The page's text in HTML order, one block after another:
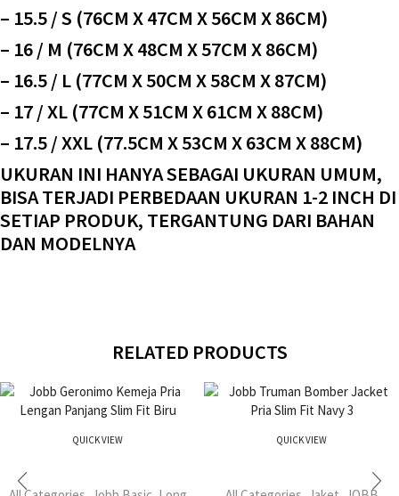
– 15.5 / S (76CM X 47CM X 56CM X 86CM)
– 16 / M (76CM X 48CM X 57CM X 86CM)
– 16.5 / L (77CM X 50CM X 58CM X 87CM)
– 17 / XL (77CM X 51CM X 61CM X 88CM)
– 17.5 / XXL (77.5CM X 53CM X 63CM X 88CM)
UKURAN INI HANYA SEBAGAI UKURAN UMUM,
BISA TERJADI PERBEDAAN UKURAN 1-2 INCH DI
SETIAP PRODUK, TERGANTUNG DARI BAHAN
DAN MODELNYA
RELATED PRODUCTS
QUICK VIEW QUICK VIEW